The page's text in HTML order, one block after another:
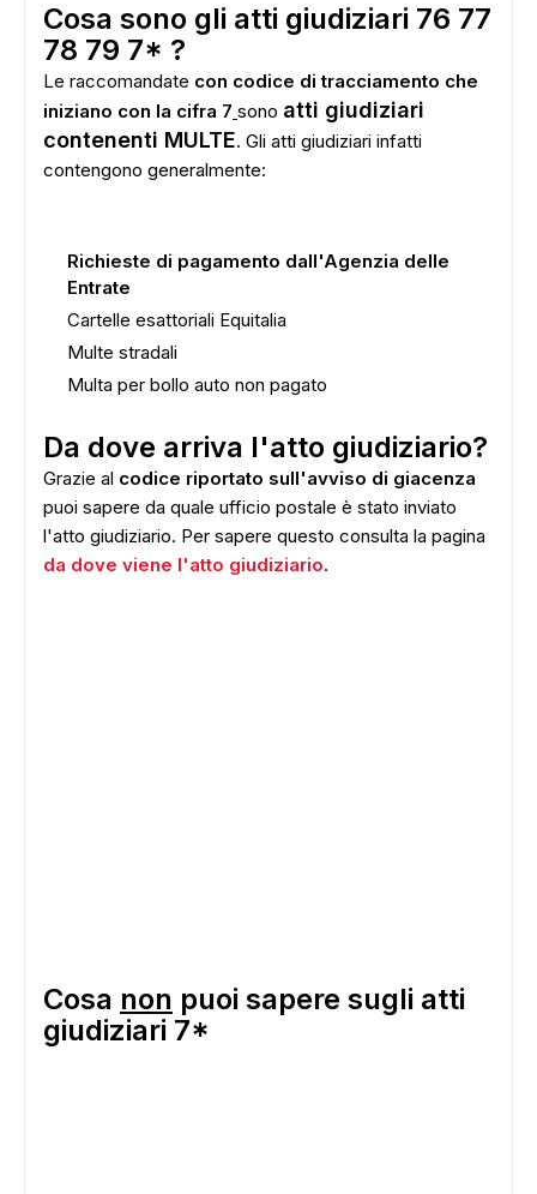
Cosa sono gli atti giudiziari 76 77
78 79 7* ?
Le raccomandate con codice di tracciamento che
iniziano con la cifra 7 sono atti giudiziari
contenenti MULTE. Gli atti giudiziari infatti
contengono generalmente:
Richieste di pagamento dall'Agenzia delle
Entrate
Cartelle esattoriali Equitalia
Multe stradali
Multa per bollo auto non pagato
Da dove arriva l'atto giudiziario?
Grazie al codice riportato sull'avviso di giacenza
puoi sapere da quale ufficio postale è stato inviato
l'atto giudiziario. Per sapere questo consulta la pagina
da dove viene l'atto giudiziario.
Cosa non puoi sapere sugli atti
giudiziari 7*